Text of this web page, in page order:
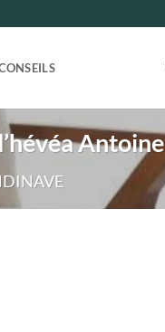
Antoine